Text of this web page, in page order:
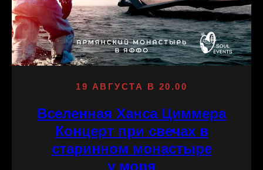
19 АВГУСТА В 20.00
Вселенная Ханса Циммера
Концерт при свечах в
старинном монастыре
у моря